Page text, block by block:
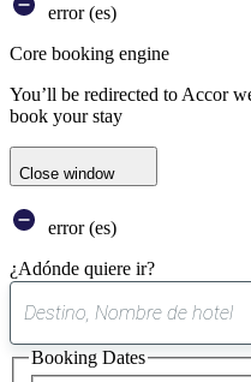
error (es)
Core booking engine
You’ll be redirected to Accor
book your stay
Close window
error (es)
¿Adónde quiere ir?
Booking Dates